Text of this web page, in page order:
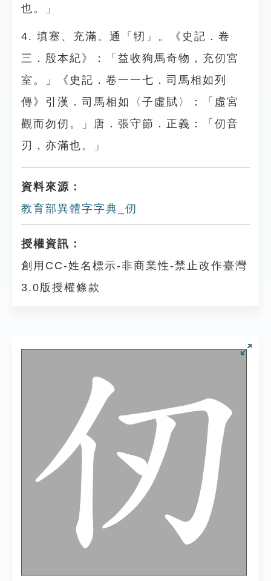
也。」
4. 填塞、充滿。通「牣」。《史記．卷
三．殷本紀》：「益收狗馬奇物，充仞宮
室。」《史記．卷一一七．司馬相如列
傳》引漢．司馬相如〈子虛賦〉：「虛宮
觀而勿仞。」唐．張守節．正義：「仞音
刃，亦滿也。」
資料來源：
教育部異體字字典_仞
授權資訊：
創用CC-姓名標示-非商業性-禁止改作臺灣
3.0版授權條款